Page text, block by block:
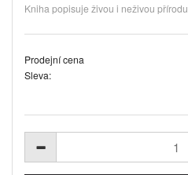
Kniha popisuje živou i neživou
Prodejní cena
Sleva: